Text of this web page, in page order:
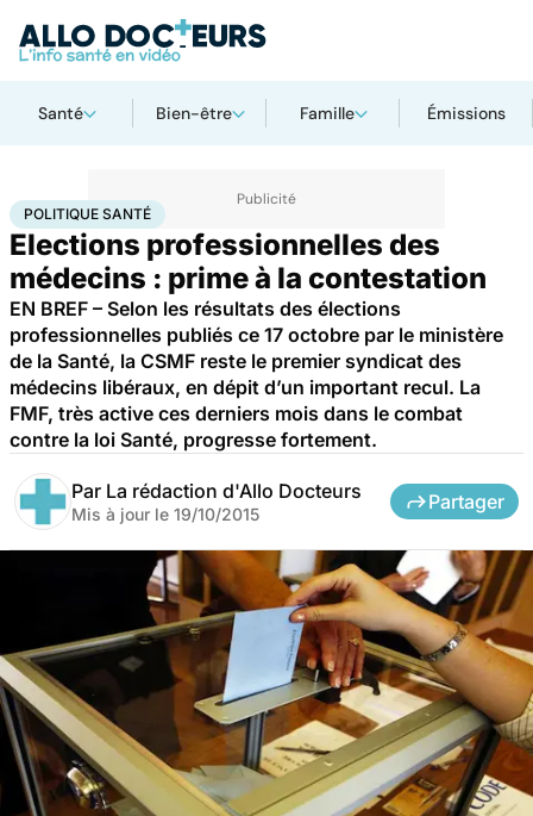
Santé Bien-être Famille Émissions
AccueilSantéSociété Santé publiquePolitique santé
POLITIQUE SANTÉ
Elections professionnelles des
médecins : prime à la contestation
EN BREF – Selon les résultats des élections
professionnelles publiés ce 17 octobre par le ministère
de la Santé, la CSMF reste le premier syndicat des
médecins libéraux, en dépit d’un important recul. La
FMF, très active ces derniers mois dans le combat
contre la loi Santé, progresse fortement.
Par La rédaction d'Allo Docteurs
Mis à jour le 19/10/2015
Partager